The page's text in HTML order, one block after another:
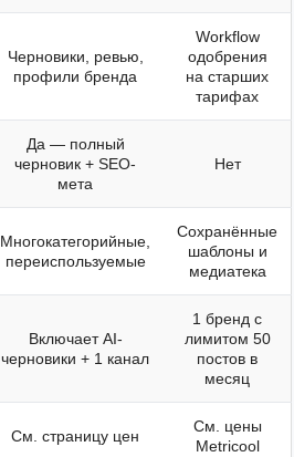
Черновики, ревью,
профили бренда
Workflow
одобрения
на старших
тарифах
Да — полный
черновик + SEO-
мета
Нет
Многокатегорийные,
переиспользуемые
Сохранённые
шаблоны и
медиатека
Включает AI-
черновики + 1 канал
1 бренд с
лимитом 50
постов в
месяц
См. страницу цен
См. цены
Metricool